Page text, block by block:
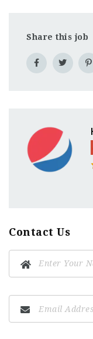
Share this job
Contact Us